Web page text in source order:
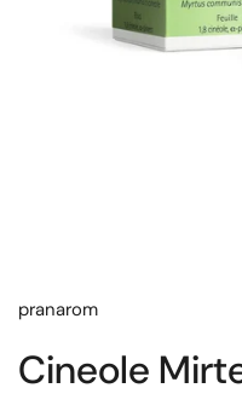
pranarom
Cineole